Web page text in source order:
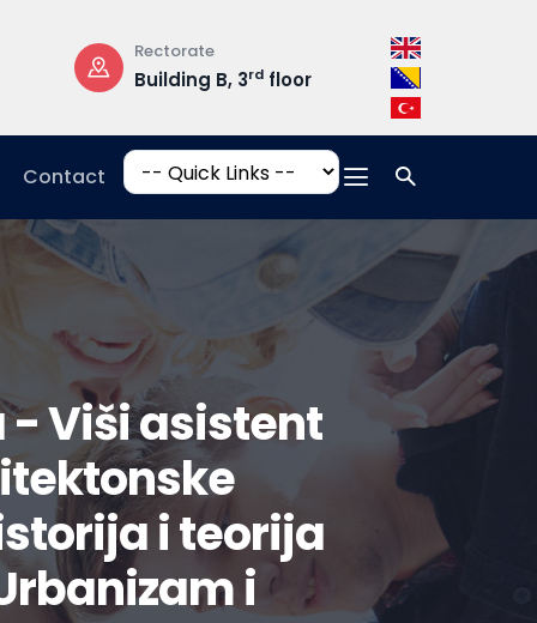
Mon-Fri: 08:30 –
17:00
Campus
Hrasnička
15, 71210 Ilidža
Contact
- Viši asistent
i teorija
i